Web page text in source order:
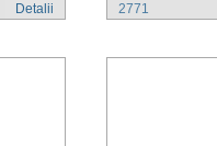
Detalii 2771